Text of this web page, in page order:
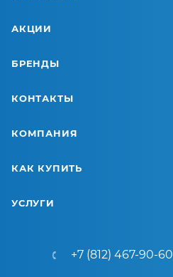
АКЦИИ
БРЕНДЫ
КОНТАКТЫ
КОМПАНИЯ
КАК КУПИТЬ
УСЛУГИ
+7 (812) 467-90-60